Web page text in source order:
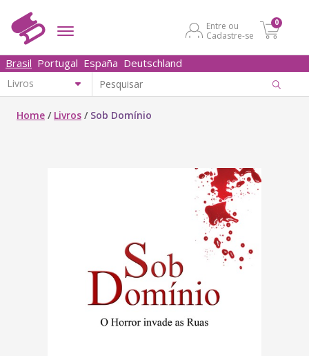
Entre ou
Cadastre-se
0
Brasil Portugal España Deutschland
Home / Livros / Sob Domínio